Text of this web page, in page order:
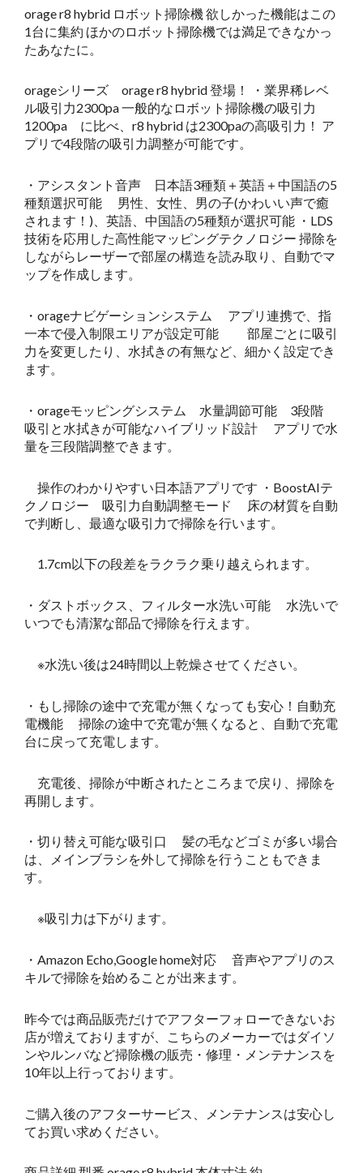
orage r8 hybrid ロボット掃除機 欲しかった機能はこの
1台に集約 ほかのロボット掃除機では満足できなかっ
たあなたに。
orageシリーズ orage r8 hybrid 登場！ ・業界稀レベ
ル吸引力2300pa 一般的なロボット掃除機の吸引力
1200pa に比べ、r8 hybrid は2300paの高吸引力！ ア
プリで4段階の吸引力調整が可能です。
・アシスタント音声 日本語3種類＋英語＋中国語の5
種類選択可能 男性、女性、男の子(かわいい声で癒
されます！)、英語、中国語の5種類が選択可能 ・LDS
技術を応用した高性能マッピングテクノロジー 掃除を
しながらレーザーで部屋の構造を読み取り、自動でマ
ップを作成します。
・orageナビゲーションシステム アプリ連携で、指
一本で侵入制限エリアが設定可能 部屋ごとに吸引
力を変更したり、水拭きの有無など、細かく設定でき
ます。
・orageモッピングシステム 水量調節可能 3段階
吸引と水拭きが可能なハイブリッド設計 アプリで水
量を三段階調整できます。
操作のわかりやすい日本語アプリです ・BoostAIテ
クノロジー 吸引力自動調整モード 床の材質を自動
で判断し、最適な吸引力で掃除を行います。
1.7cm以下の段差をラクラク乗り越えられます。
・ダストボックス、フィルター水洗い可能 水洗いで
いつでも清潔な部品で掃除を行えます。
※水洗い後は24時間以上乾燥させてください。
・もし掃除の途中で充電が無くなっても安心！自動充
電機能 掃除の途中で充電が無くなると、自動で充電
台に戻って充電します。
充電後、掃除が中断されたところまで戻り、掃除を
再開します。
・切り替え可能な吸引口 髪の毛などゴミが多い場合
は、メインブラシを外して掃除を行うこともできま
す。
※吸引力は下がります。
・Amazon Echo,Google home対応 音声やアプリのス
キルで掃除を始めることが出来ます。
昨今では商品販売だけでアフターフォローできないお
店が増えておりますが、こちらのメーカーではダイソ
ンやルンバなど掃除機の販売・修理・メンテナンスを
10年以上行っております。
ご購入後のアフターサービス、メンテナンスは安心し
てお買い求めください。